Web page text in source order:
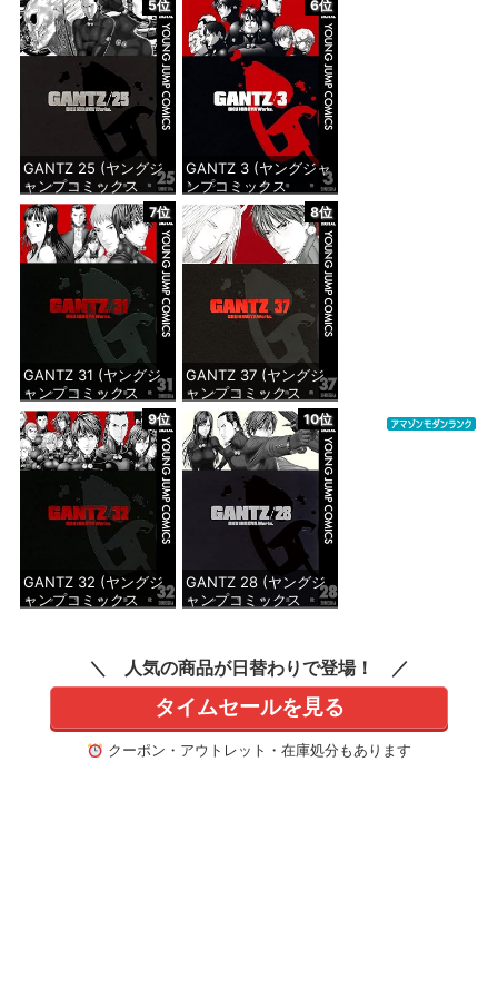
価格：¥617 価格：¥647
5位
GANTZ 25 (ヤングジ
ャンプコミックス
DIGITAL)
価格：¥647
6位
GANTZ 3 (ヤングジャ
ンプコミックス
DIGITAL)
価格：¥617
7位
GANTZ 31 (ヤングジ
ャンプコミックス
DIGITAL)
価格：¥647
8位
GANTZ 37 (ヤングジ
ャンプコミックス
DIGITAL)
価格：¥647
9位
GANTZ 32 (ヤングジ
ャンプコミックス
価格：¥647
10位
GANTZ 28 (ヤングジ
ャンプコミックス
価格：¥647
人気の商品が日替わりで登場！
タイムセールを見る
クーポン・アウトレット・在庫処分もあります